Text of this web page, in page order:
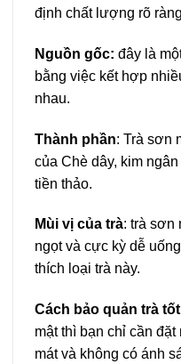
định chất lượng rõ ràng
Nguồn gốc: đây là
bằng việc kết hợp
nhau.
Thành phần: Trà sơn
của Chè dây, kim
tiền thảo.
Mùi vị của trà: trà sơn
ngọt và cực kỳ dễ
thích loại trà này.
Cách bảo quản trà
mật thì bạn chỉ cần
mát và không có ánh